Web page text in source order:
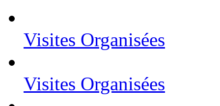
Visites Organisées
Visites Organisées